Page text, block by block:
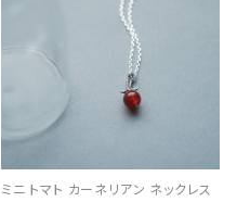
ミニ トマト カーネリアン ネックレス